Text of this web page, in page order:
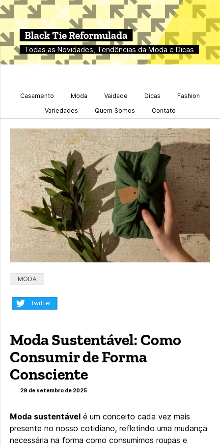
Black Tie Reformulada
Todas as Novidades, Tendências da Moda e Dicas
Casamento Moda Vaidade Dicas Fashion
Variedades Quem Somos Contato
Categorias:
MODA
Compartilhar:
Twitter
Moda Sustentável: Como
Consumir de Forma
Consciente
29 de setembro de 2025
Moda sustentável é um conceito cada vez mais
presente no nosso cotidiano, refletindo uma mudança
necessária na forma como consumimos roupas e